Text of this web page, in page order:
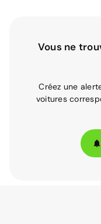
Vous ne
Créez une
voitures